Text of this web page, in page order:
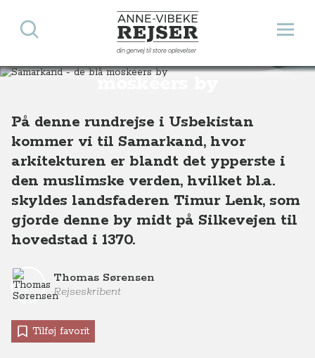
Anne-Vibeke Rejser
din genvej til store oplevelser
Åbn
Søg
Samarkand - de blå
moskéers by
Destinationer Asien Usbekistan Samarkand - de blå moskéers by, Usbekistan
På denne rundrejse i Usbekistan
kommer vi til Samarkand, hvor
arkitekturen er blandt det ypperste i
den muslimske verden, hvilket bl.a.
skyldes landsfaderen Timur Lenk, som
gjorde denne by midt på Silkevejen til
hovedstad i 1370.
Thomas Sørensen
Rejseskribent
Tilføj favorit